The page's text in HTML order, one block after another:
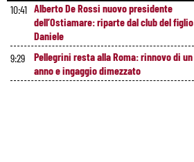
10:41 Alberto De Rossi nuovo presidente
dell’Ostiamare: riparte dal club del figlio
Daniele
9:29
Pellegrini resta alla Roma: rinnovo di un
anno e ingaggio dimezzato